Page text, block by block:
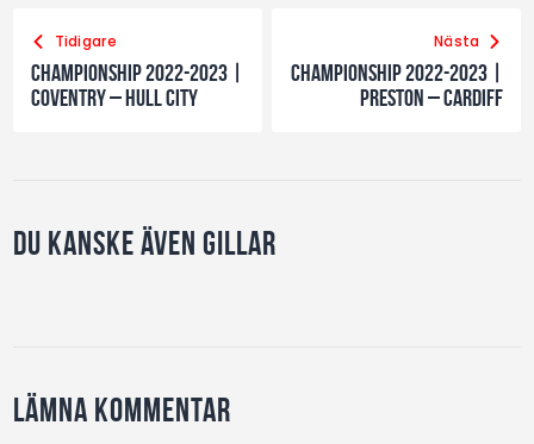
Tidigare
Championship 2022-2023 |
Coventry – Hull City
Nästa
Championship 2022-2023 |
Preston – Cardiff
Du kanske även gillar
Lämna kommentar